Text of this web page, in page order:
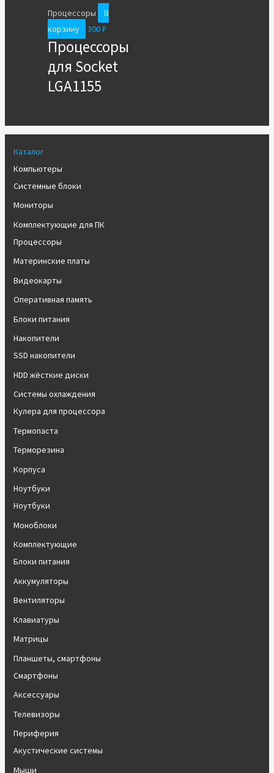
Каталог
Компьютеры
Системные блоки
Мониторы
Комплектующие для ПК
Процессоры
Материнские платы
Видеокарты
Оперативная память
Блоки питания
Накопители
SSD накопители
HDD жёсткие диски
Системы охлаждения
Кулера для процессора
Термопаста
Терморезина
Корпуса
Ноутбуки
Ноутбуки
Моноблоки
Комплектующие
Блоки питания
Аккумуляторы
Вентиляторы
Клавиатуры
Матрицы
Планшеты, смартфоны
Смартфоны
Аксессуары
Телевизоры
Периферия
Акустические системы
Мыши
Процессоры
В
корзину
300₽
Процессоры
для Socket
LGA1155